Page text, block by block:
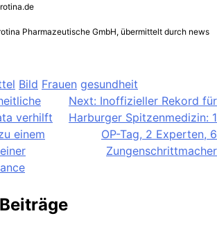
Pharmazeutische GmbH, übermittelt durch news
Bild Frauen gesundheit
verhilft
einem
Next: Inoffizieller Rekord für
Harburger Spitzenmedizin: 1
OP-Tag, 2 Experten, 6
Zungenschrittmacher